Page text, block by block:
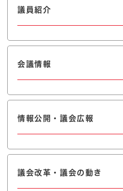
議員紹介
会議情報
情報公開・議会広報
議会改革・議会の動き